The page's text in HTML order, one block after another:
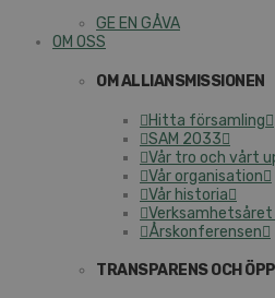
GE EN GÅVA
OM OSS
OM ALLIANSMISSIONEN
Hitta församling
SAM 2033
Vår tro och vårt
Vår organisation
Vår historia
Verksamhetsåret
Årskonferensen
TRANSPARENS OCH